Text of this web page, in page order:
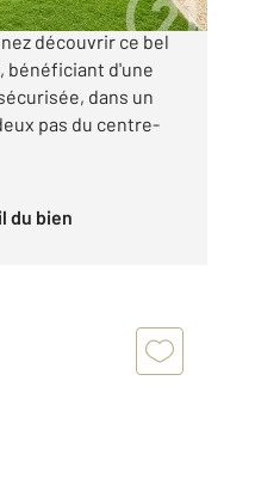
de la résidence
découvrir ce bel
bénéficiant d'une
dans un
pas du centre-
du bien